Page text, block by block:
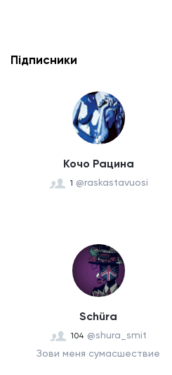
Підписники
Кочо Рацина
1 @raskastavuosi
Schüra
104 @shura_smit
Зови меня сумасшествие